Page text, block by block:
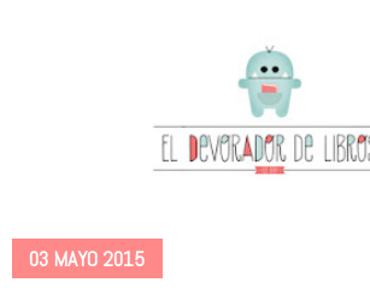
03 MAYO 2015